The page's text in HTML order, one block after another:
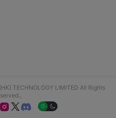
TECHNOLOGY LIMITED All Rights
  